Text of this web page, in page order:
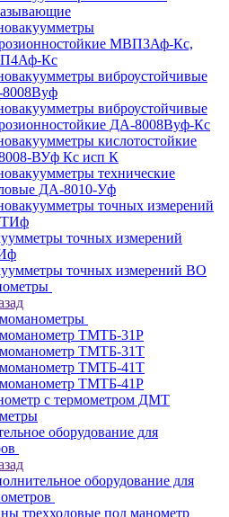
МВП3Аф-Кс,
Кс
виброустойчивые
виброустойчивые
ДА-8008Вуф-Кс
кислотостойкие
ВУф Кс исп К
технические
ДА-8010-Уф
точных измерений
точных измерений
точных измерений ВО
ТМТБ-31Р
ТМТБ-31Т
ТМТБ-41Т
ТМТБ-41Р
с термометром ДМТ
оборудование для
оборудование для
трехходовые под манометр